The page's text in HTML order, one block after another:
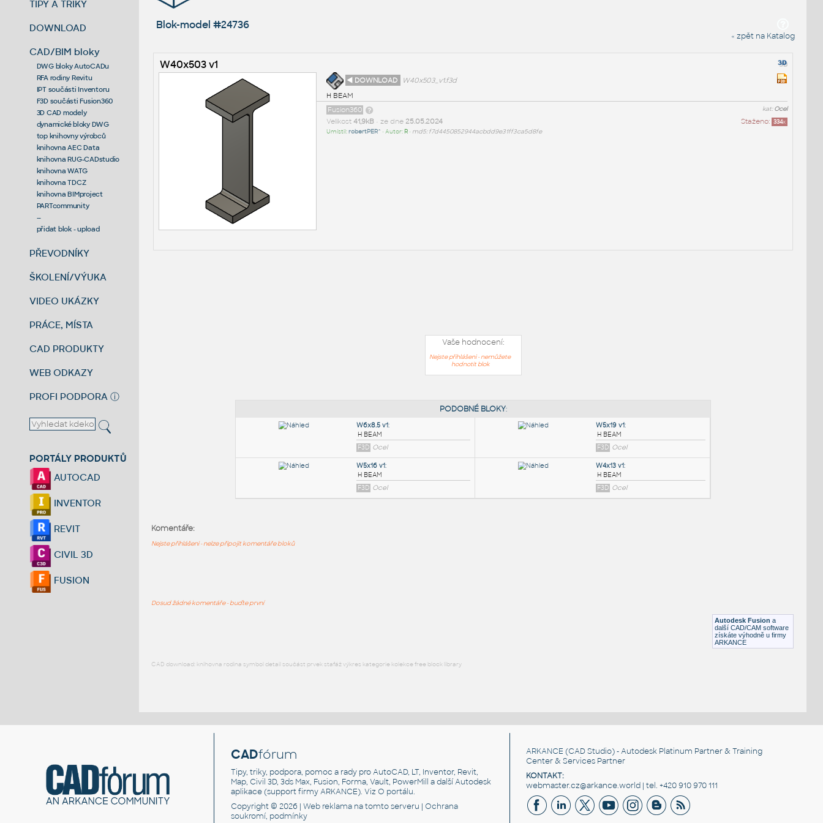
TIPY A TRIKY
DOWNLOAD
CAD/BIM bloky
DWG bloky AutoCADu
RFA rodiny Revitu
IPT součásti Inventoru
F3D součásti Fusion360
3D CAD modely
dynamické bloky DWG
top knihovny výrobců
knihovna AEC Data
knihovna RUG-CADstudio
knihovna WATG
knihovna TDCZ
knihovna BIMproject
PARTcommunity
--
přidat blok - upload
PŘEVODNÍKY
ŠKOLENÍ/VÝUKA
VIDEO UKÁZKY
PRÁCE, MÍSTA
CAD PRODUKTY
WEB ODKAZY
PROFI PODPORA ⓘ
PORTÁLY PRODUKTŮ
AUTOCAD
INVENTOR
REVIT
CIVIL 3D
FUSION
Blok-model #24736
« zpět na Katalog
W40x503 v1
◄ DOWNLOAD
W40x503_v1.f3d
H BEAM
kat:Ocel
Fusion360
Staženo: 334x
Velikost 41,9kB• ze dne 25.05.2024
Umístil:robertPER^ • Autor: R• md5: f7d4450852944acbdd9e31ff3ca5d8fe
Vaše hodnocení:
Nejste přihlášeni - nemůžete
hodnotit blok
F3D Ocel
Autodesk Fusion a
další CAD/CAM software
získáte výhodně u firmy
ARKANCE
Komentáře:
Nejste přihlášeni - nelze připojit komentáře bloků
Dosud žádné komentáře - buďte první
CAD download: knihovna rodina symbol detail součást prvek stafáž výkres kategorie kolekce free block library
CADfórum
Tipy, triky, podpora, pomoc a rady pro AutoCAD, LT, Inventor, Revit,
Map, Civil 3D, 3ds Max, Fusion, Forma, Vault, PowerMill a další Autodesk
aplikace (support firmy ARKANCE). VizO portálu.
Copyright © 2026 |Web reklama na tomto serveru |Ochrana
soukromí, podmínky
ARKANCE (CAD Studio) - Autodesk Platinum Partner & Training
Center & Services Partner
KONTAKT:
webmaster.cz@arkance.world | tel. +420 910 970 111